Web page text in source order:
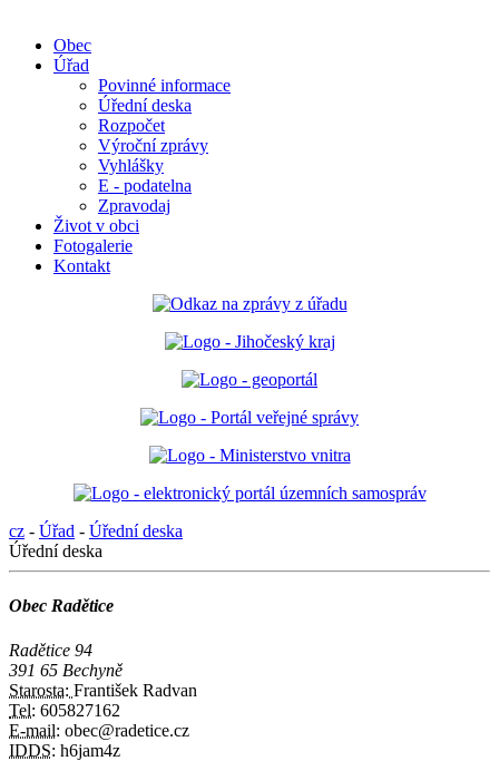
Obec
Úřad
Povinné informace
Úřední deska
Rozpočet
Výroční zprávy
Vyhlášky
E - podatelna
Zpravodaj
Život v obci
Fotogalerie
Kontakt
cz - Úřad - Úřední deska
Úřední deska
Obec Radětice
Radětice 94
391 65 Bechyně
Starosta: František Radvan
Tel: 605827162
E-mail: obec@radetice.cz
IDDS: h6jam4z